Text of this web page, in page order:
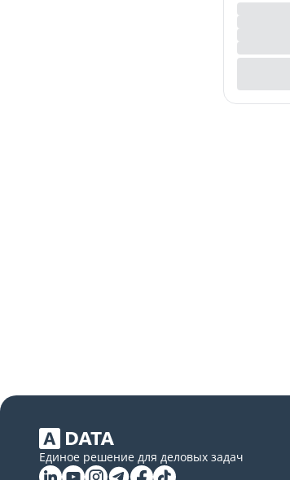
Единое решение для деловых задач
Linkedin
YouTube
Instagram
Telegram
Facebook
Tiktok